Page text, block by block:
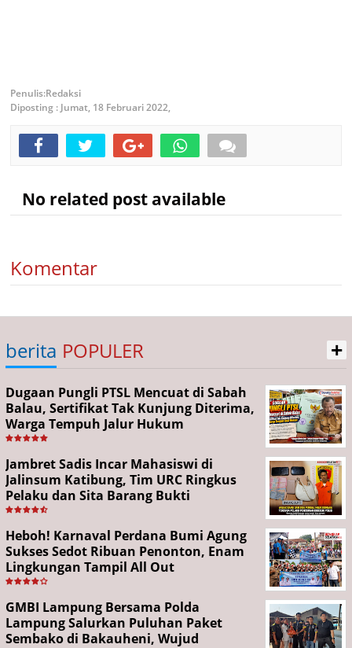
Redaksi
Diposting : Jumat, 18 Februari 2022,
No related post available
Komentar
berita POPULER +
Dugaan Pungli PTSL Mencuat di Sabah
Balau, Sertifikat Tak Kunjung Diterima,
Warga Tempuh Jalur Hukum
Jambret Sadis Incar Mahasiswi di
Jalinsum Katibung, Tim URC Ringkus
Pelaku dan Sita Barang Bukti
Heboh! Karnaval Perdana Bumi Agung
Sukses Sedot Ribuan Penonton, Enam
Lingkungan Tampil All Out
GMBI Lampung Bersama Polda
Lampung Salurkan Puluhan Paket
Sembako di Bakauheni, Wujud